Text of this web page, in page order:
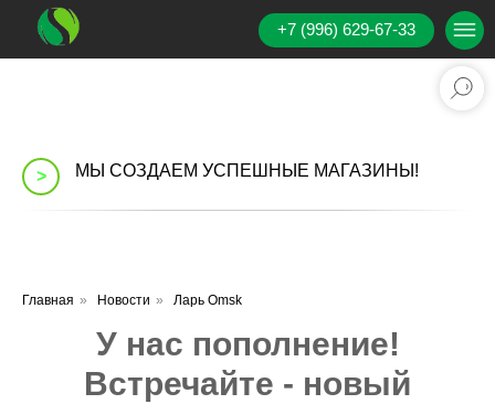
+7 (996) 629-67-33
> МЫ СОЗДАЕМ УСПЕШНЫЕ МАГАЗИНЫ!
Главная » Новости » Ларь Omsk
У нас пополнение!
Встречайте - новый